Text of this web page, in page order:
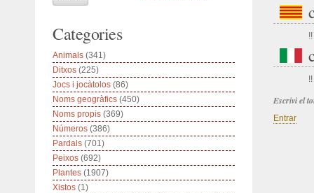
!!
!!
Escrivi el
Entrar
Categories
Animals (341)
Ditxos (225)
Jocs i jocàtolos (86)
Noms geogràfics (450)
Noms propis (369)
Números (386)
Pardals (701)
Peixos (692)
Plantes (1907)
Xistos (1)